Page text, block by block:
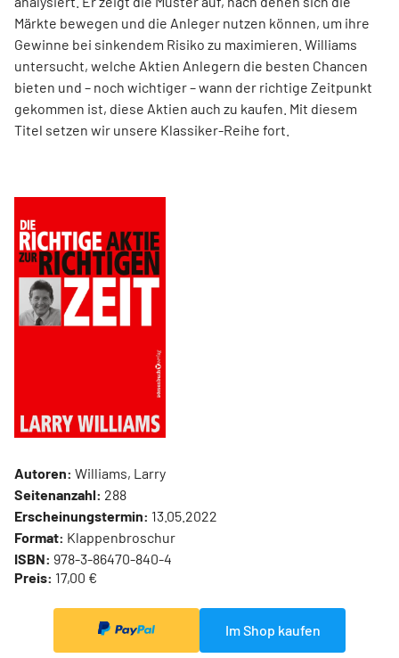
Märkte bewegen und die Anleger nutzen können, um ihre
Gewinne bei sinkendem Risiko zu maximieren. Williams
untersucht, welche Aktien Anlegern die besten Chancen
bieten und – noch wichtiger – wann der richtige Zeitpunkt
gekommen ist, diese Aktien auch zu kaufen. Mit diesem
Titel setzen wir unsere Klassiker-Reihe fort.
Autoren: Williams, Larry
Seitenanzahl: 288
Erscheinungstermin: 13.05.2022
Format: Klappenbroschur
ISBN: 978-3-86470-840-4
Preis: 17,00 €
Im Shop kaufen